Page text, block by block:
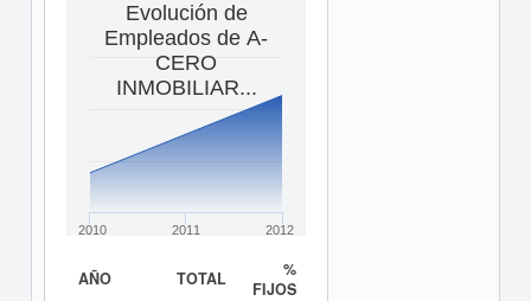
Evolución de
Empleados de A-
CERO
INMOBILIAR...
2010 2011 2012
AÑO TOTAL
%
FIJOS